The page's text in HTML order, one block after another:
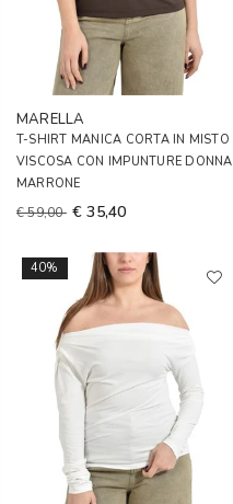
MARELLA
T-SHIRT MANICA CORTA IN MISTO
VISCOSA CON IMPUNTURE DONNA
MARRONE
€ 59,00 € 35,40
40%